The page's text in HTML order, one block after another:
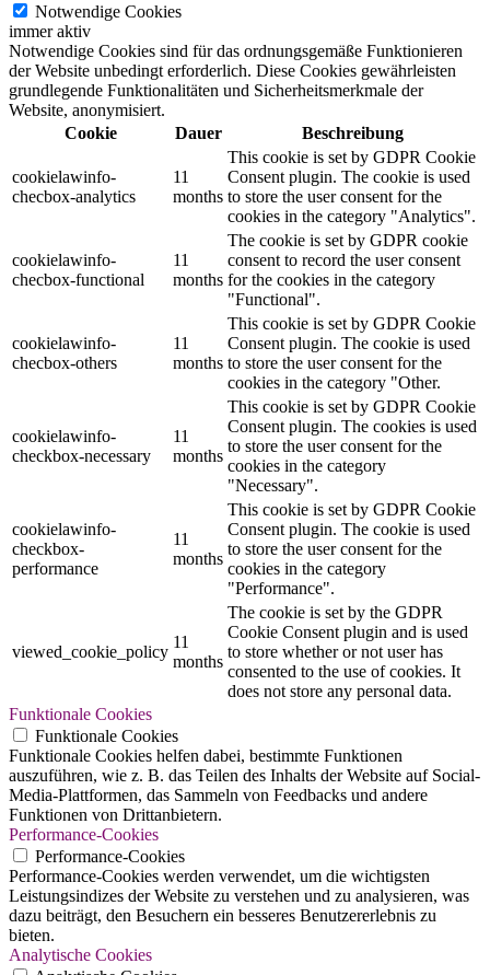
Notwendige Cookies
immer aktiv
Notwendige Cookies sind für das ordnungsgemäße Funktionieren
der Website unbedingt erforderlich. Diese Cookies gewährleisten
grundlegende Funktionalitäten und Sicherheitsmerkmale der
Website, anonymisiert.
Cookie
Dauer Beschreibung
cookielawinfo-
checbox-analytics
11
months
This cookie is set by GDPR Cookie
Consent plugin. The cookie is used
to store the user consent for the
cookies in the category "Analytics".
cookielawinfo-
checbox-functional
11
months
The cookie is set by GDPR cookie
consent to record the user consent
for the cookies in the category
"Functional".
cookielawinfo-
checbox-others
11
months
This cookie is set by GDPR Cookie
Consent plugin. The cookie is used
to store the user consent for the
cookies in the category "Other.
cookielawinfo-
checkbox-necessary
11
months
This cookie is set by GDPR Cookie
Consent plugin. The cookies is used
to store the user consent for the
cookies in the category
"Necessary".
cookielawinfo-
checkbox-
performance
11
months
This cookie is set by GDPR Cookie
Consent plugin. The cookie is used
to store the user consent for the
cookies in the category
"Performance".
viewed_cookie_policy
11
months
The cookie is set by the GDPR
Cookie Consent plugin and is used
to store whether or not user has
consented to the use of cookies. It
does not store any personal data.
Funktionale Cookies
Funktionale Cookies
Funktionale Cookies helfen dabei, bestimmte Funktionen
auszuführen, wie z. B. das Teilen des Inhalts der Website auf Social-
Media-Plattformen, das Sammeln von Feedbacks und andere
Funktionen von Drittanbietern.
Performance-Cookies
Performance-Cookies
Performance-Cookies werden verwendet, um die wichtigsten
Leistungsindizes der Website zu verstehen und zu analysieren, was
dazu beiträgt, den Besuchern ein besseres Benutzererlebnis zu
bieten.
Analytische Cookies